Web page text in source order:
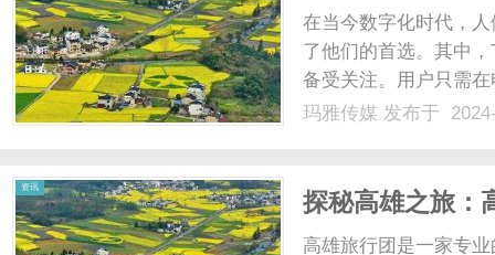
在当今数字化时代，
了他们的首选。其中
备受关注。用户只需
的电视剧资源，而且
玛雅传媒 发布于
资讯
探秘高雄之旅：
高雄旅行团是一家专